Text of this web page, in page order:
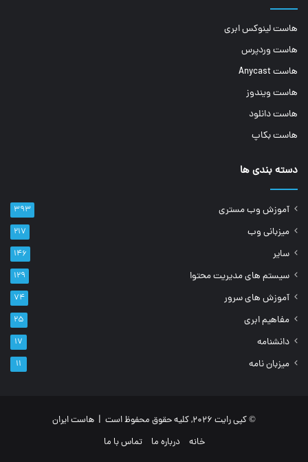
هاست لینوکس ابری
هاست وردپرس
هاست Anycast
هاست ویندوز
هاست دانلود
هاست بکاپ
دسته بندی ها
آموزش وب مستری ۳۹۳
میزبانی وب ۲۱۷
سایر ۱۴۶
سیستم های مدیریت محتوا ۱۲۹
آموزش های سرور ۷۴
مفاهیم ابری ۲۵
دانشنامه ۱۷
میزبان نامه ۱۱
© کپی رایت 2026, کلیه حقوق محفوظ است |
هاست ایران
خانه
درباره ما تماس با ما